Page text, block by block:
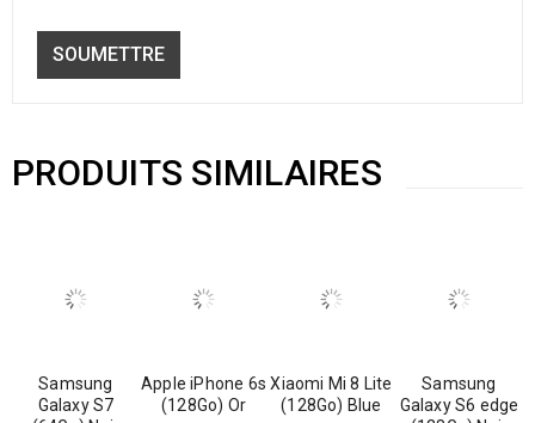
PRODUITS SIMILAIRES
Samsung
Galaxy S7
Apple iPhone 6s
(128Go) Or
Xiaomi Mi 8 Lite
(128Go) Blue
Samsung
Galaxy S6 edge